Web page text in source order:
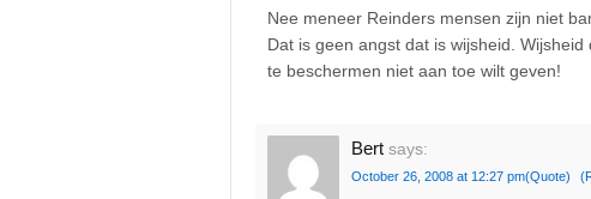
Nee meneer Reinders mensen zijn niet
Dat is geen angst dat is wijsheid.
te beschermen niet aan toe wilt geven!
Bert says:
October 26, 2008 at 12:27 pm(Quote)